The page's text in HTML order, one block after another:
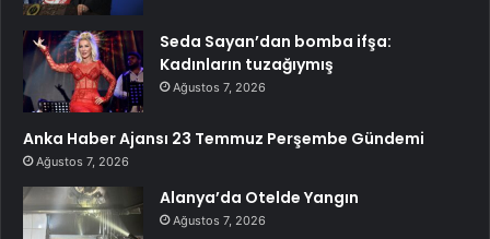
Seda Sayan’dan bomba ifşa:
Kadınların tuzağıymış
Ağustos 7, 2026
Anka Haber Ajansı 23 Temmuz Perşembe Gündemi
Ağustos 7, 2026
Alanya’da Otelde Yangın
Ağustos 7, 2026